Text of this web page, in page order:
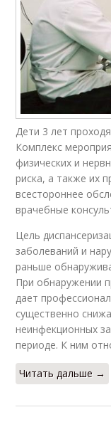
Дети 3 лет
Комплекс
физических и
риска, а также их
всестороннее
врачебные
Цель
заболеваний и
раньше
При обнаружении
дает
существенно
неинфекционных
периоде. К ним
Читать дальше →